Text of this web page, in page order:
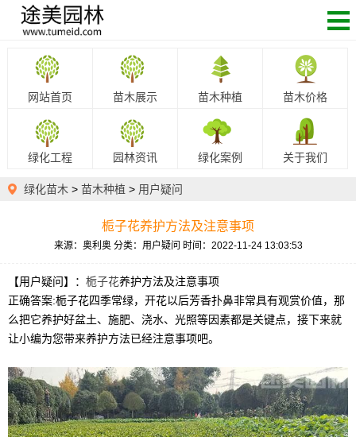
网站首页 苗木展示 苗木种植 苗木价格
绿化工程 园林资讯 绿化案例 关于我们
绿化苗木 > 苗木种植 > 用户疑问
栀子花养护方法及注意事项
来源：奥利奥 分类：用户疑问 时间：2022-11-24 13:03:53
【用户疑问】： 栀子花养护方法及注意事项
正确答案:栀子花四季常绿，开花以后芳香扑鼻非常具有观赏价值，那
么把它养护好盆土、施肥、浇水、光照等因素都是关键点，接下来就
让小编为您带来养护方法已经注意事项吧。